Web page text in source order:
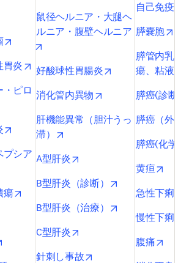
in new tab/window
胃炎 opens in new tab/window
ピロ
in new tab/window
opens in new tab/window
プシア
瘍 opens in new tab/window
opens in new tab/window
opens in new tab/window
鼠径ヘルニア・大腿ヘ
ルニア・腹壁ヘルニア
好酸球性胃腸炎 opens in new tab/
消化管内異物 opens in new tab/
肝機能異常（胆汁うっ
滞）
A型肝炎
B型肝炎（診断）
B型肝炎（治療）
C型肝炎
針刺し事故
自己免疫性
膵嚢胞
膵管内乳頭
瘍、粘液性
膵癌(診断)
膵癌（外科
膵癌(化学療
黄疸
急性下痢
慢性下痢
腹痛